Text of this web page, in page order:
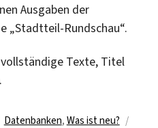
Ausgaben der
„Stadtteil-Rundschau“.
vollständige Texte, Titel
Kategorien
Datenbanken, Was ist neu?